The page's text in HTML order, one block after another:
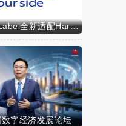
Brother iPrint Label全新适配HarmonyOS NEXT，标识标记体验再升级
字经济发展论坛